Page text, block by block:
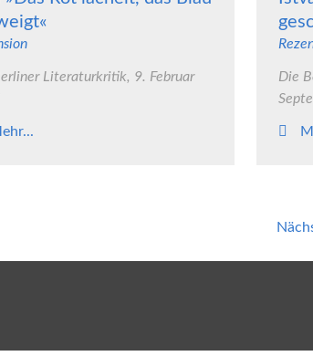
Literaturkritik, 9. Februar
Die